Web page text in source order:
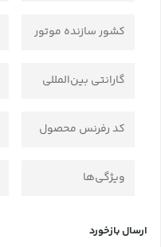
کشور سازنده موتور
گارانتی بین‌المللی
کد رفرنس محصول
ویژگی‌ها
ارسال بازخورد